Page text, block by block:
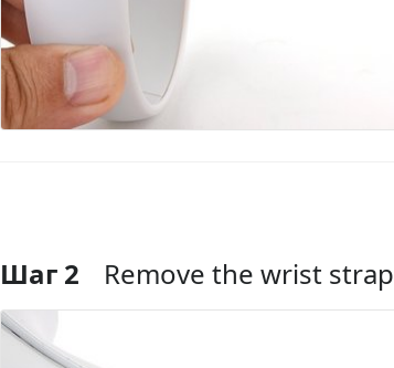
Добавить комментарий
Шаг 2 Remove the wrist strap